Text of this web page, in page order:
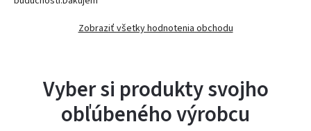
Zobraziť všetky hodnotenia obchodu
Vyber si produkty svojho
obľúbeného výrobcu